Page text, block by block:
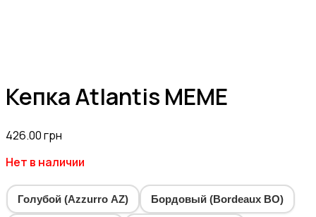
Кепка Atlantis MEME
426.00грн
Нет в наличии
Голубой (Azzurro AZ) Бордовый (Bordeaux BO)